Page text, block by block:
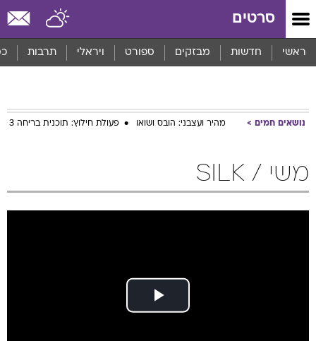
סרטים
ראשי חדשות מבזקים ספורט ויראלי תרבות
נושאים חמים מהיר ועצבני: הובס ושואו פעולת חילוץ: תוכנית בריחה 3
משי / SILK